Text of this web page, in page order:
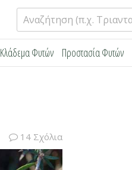
Αναζήτηση
για:
Κλάδεμα Φυτών Προστασία Φυτών
14 Σχόλια